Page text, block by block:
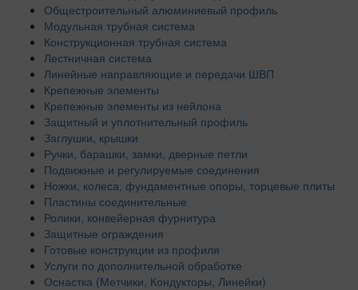
Общестроительный алюминиевый профиль
Модульная трубная система
Конструкционная трубная система
Лестничная система
Линейные направляющие и передачи ШВП
Крепежные элементы
Крепежные элементы из нейлона
Защитный и уплотнительный профиль
Заглушки, крышки
Ручки, барашки, замки, дверные петли
Подвижные и регулируемые соединения
Ножки, колеса, фундаментные опоры, торцевые плиты
Пластины соединительные
Ролики, конвейерная фурнитура
Защитные ограждения
Готовые конструкции из профиля
Услуги по дополнительной обработке
Оснастка (Метчики, Кондукторы, Линейки)